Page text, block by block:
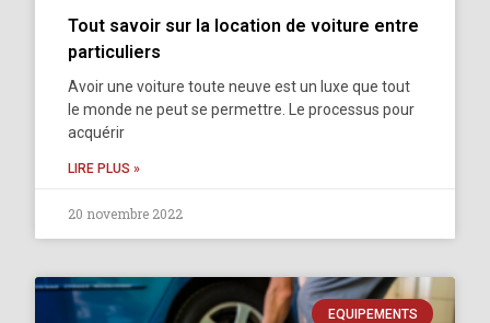
Tout savoir sur la location de voiture entre
particuliers
Avoir une voiture toute neuve est un luxe que tout
le monde ne peut se permettre. Le processus pour
acquérir
LIRE PLUS »
20 novembre 2022
EQUIPEMENTS